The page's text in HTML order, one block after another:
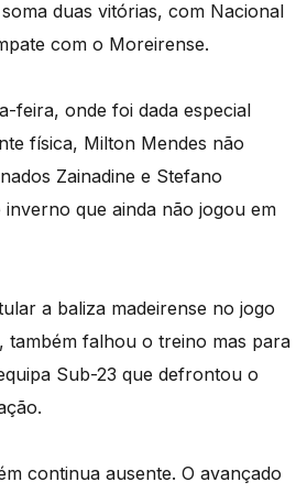
duas vitórias, com Nacional
com o Moreirense.
feira, onde foi dada especial
física, Milton Mendes não
Zainadine e Stefano
que ainda não jogou em
a baliza madeirense no jogo
também falhou o treino mas para
Sub-23 que defrontou o
continua ausente. O avançado